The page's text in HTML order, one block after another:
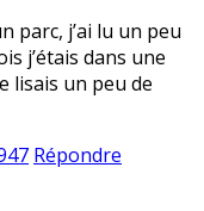
parc, j’ai lu un peu
j’étais dans une
lisais un peu de
Répondre